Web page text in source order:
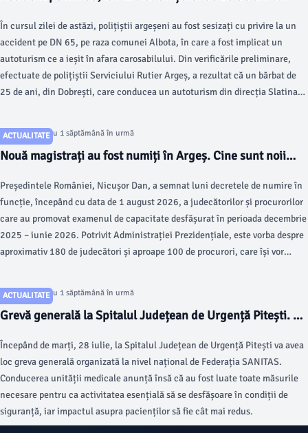
În cursul zilei de astăzi, polițiștii argeșeni au fost sesizați cu privire la un
accident pe DN 65, pe raza comunei Albota, în care a fost implicat un
autoturism ce a ieșit în afara carosabilului. Din verificările preliminare,
efectuate de polițiștii Serviciului Rutier Argeș, a rezultat că un bărbat de
25 de ani, din Dobrești, care conducea un autoturism din direcția Slatina
intrat într-un șanț betonat și în coliziune cu un cap de pod.
ACTUALITATE
Articol postat cu 1 săptămână în urmă
Nouă magistrați au fost numiți în Argeș. Cine sunt noii
Președintele României, Nicușor Dan, a semnat luni decretele de numire în
funcție, începând cu data de 1 august 2026, a judecătorilor și procurorilor
care au promovat examenul de capacitate desfășurat în perioada decembrie
2025 – iunie 2026. Potrivit Administrației Prezidențiale, este vorba despre
aproximativ 180 de judecători și aproape 100 de procurori, care își vor
ACTUALITATE
Articol postat cu 1 săptămână în urmă
Grevă generală la Spitalul Județean de Urgență Pitești. Ce
Începând de marți, 28 iulie, la Spitalul Județean de Urgență Pitești va avea
loc greva generală organizată la nivel național de Federația SANITAS.
Conducerea unității medicale anunță însă că au fost luate toate măsurile
necesare pentru ca activitatea esențială să se desfășoare în condiții de
siguranță, iar impactul asupra pacienților să fie cât mai redus.